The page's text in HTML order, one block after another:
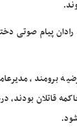
پیام صوتی
برومند،
قاتلان بودند،